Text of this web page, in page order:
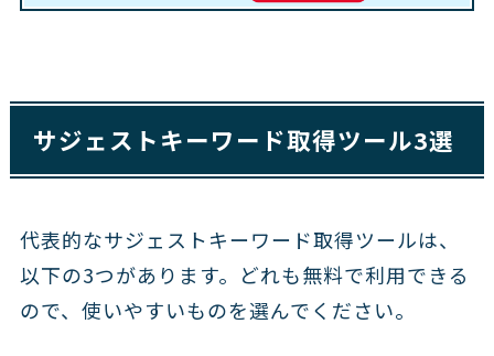
サジェストキーワード取得ツール3選
代表的なサジェストキーワード取得ツールは、
以下の3つがあります。どれも無料で利用できる
ので、使いやすいものを選んでください。